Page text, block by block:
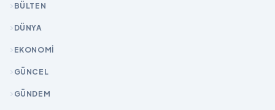
BÜLTEN
DÜNYA
EKONOMİ
GÜNCEL
GÜNDEM